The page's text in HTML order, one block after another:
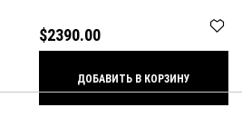
$2390.00
ДОБАВИТЬ В КОРЗИНУ